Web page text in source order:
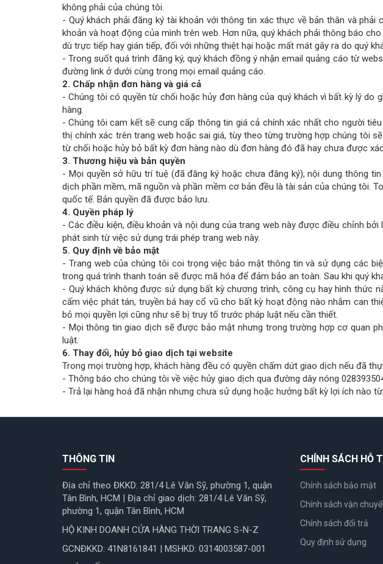
không phải của chúng tôi.
- Quý khách phải đăng ký tài khoản với thông tin xác thực về bản thân và
khoản và hoạt động của mình trên web. Hơn nữa, quý khách phải thông báo
dù trực tiếp hay gián tiếp, đối với những thiệt hại hoặc mất mát gây ra do quý
- Trong suốt quá trình đăng ký, quý khách đồng ý nhận email quảng cáo từ
đường link ở dưới cùng trong mọi email quảng cáo.
2. Chấp nhận đơn hàng và giá cả
- Chúng tôi có quyền từ chối hoặc hủy đơn hàng của quý khách vì bất kỳ lý
hàng.
- Chúng tôi cam kết sẽ cung cấp thông tin giá cả chính xác nhất cho người
thị chính xác trên trang web hoặc sai giá, tùy theo từng trường hợp chúng tôi
từ chối hoặc hủy bỏ bất kỳ đơn hàng nào dù đơn hàng đó đã hay chưa được
3. Thương hiệu và bản quyền
- Mọi quyền sở hữu trí tuệ (đã đăng ký hoặc chưa đăng ký), nội dung thông
dịch phần mềm, mã nguồn và phần mềm cơ bản đều là tài sản của chúng tôi.
quốc tế. Bản quyền đã được bảo lưu.
4. Quyền pháp lý
- Các điều kiện, điều khoản và nội dung của trang web này được điều chỉnh
phát sinh từ việc sử dụng trái phép trang web này.
5. Quy định về bảo mật
- Trang web của chúng tôi coi trọng việc bảo mật thông tin và sử dụng các
trong quá trình thanh toán sẽ được mã hóa để đảm bảo an toàn. Sau khi quý
- Quý khách không được sử dụng bất kỳ chương trình, công cụ hay hình thức
cấm việc phát tán, truyền bá hay cổ vũ cho bất kỳ hoạt động nào nhằm can
bỏ mọi quyền lợi cũng như sẽ bị truy tố trước pháp luật nếu cần thiết.
- Mọi thông tin giao dịch sẽ được bảo mật nhưng trong trường hợp cơ quan
luật.
6. Thay đổi, hủy bỏ giao dịch tại website
Trong mọi trường hợp, khách hàng đều có quyền chấm dứt giao dịch nếu đã
- Thông báo cho chúng tôi về việc hủy giao dịch qua đường dây nóng
- Trả lại hàng hoá đã nhận nhưng chưa sử dụng hoặc hưởng bất kỳ lợi ích nào
THÔNG TIN
Địa chỉ theo ĐKKD: 281/4 Lê Văn Sỹ, phường 1, quận
Tân Bình, HCM | Địa chỉ giao dịch: 281/4 Lê Văn Sỹ,
phường 1, quận Tân Bình, HCM
HỘ KINH DOANH CỬA HÀNG THỜI TRANG S-N-Z
GCNĐKKD: 41N8161841 | MSHKD: 0314003587-001
CHÍNH SÁCH HỖ
Chính sách bảo mật
Chính sách vận
Chính sách đổi trả
Quy định sử dụng